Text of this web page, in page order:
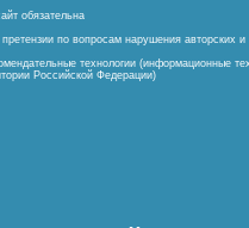
обязательна
по вопросам нарушения авторских
технологии (информационные
Российской Федерации)